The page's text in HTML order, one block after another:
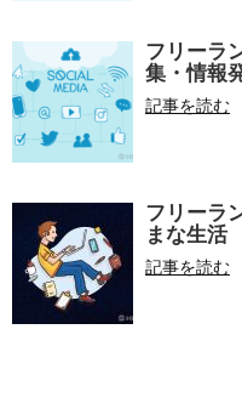
フリーラ
集・情報
記事を読む
フリーラ
まな生活
記事を読む